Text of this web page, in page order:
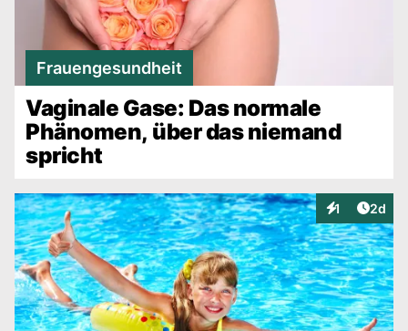
Frauengesundheit
Vaginale Gase: Das normale
Phänomen, über das niemand
spricht
1
Interaktionen
2d